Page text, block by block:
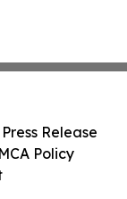
Release
Policy